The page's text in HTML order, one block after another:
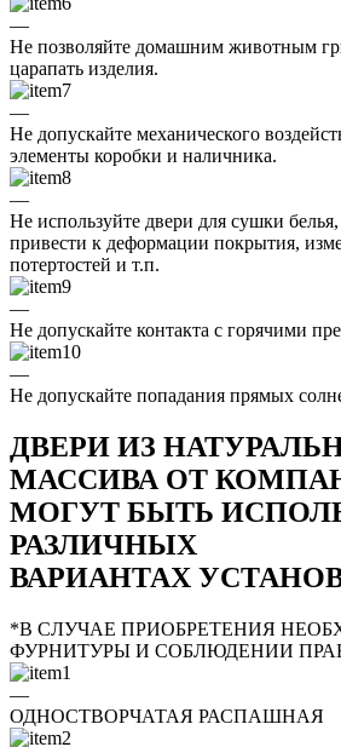
—
Не позволяйте домашним животным
царапать изделия.
—
Не допускайте механического
элементы коробки и наличника.
—
Не используйте двери для сушки
привести к деформации покрытия,
потертостей и т.п.
—
Не допускайте контакта с горячими
—
Не допускайте попадания прямых
ДВЕРИ ИЗ
МАССИВА ОТ
МОГУТ БЫТЬ
РАЗЛИЧНЫХ
ВАРИАНТАХ
*В СЛУЧАЕ ПРИОБРЕТЕНИЯ
ФУРНИТУРЫ И СОБЛЮДЕНИИ
—
ОДНОСТВОРЧАТАЯ РАСПАШНАЯ